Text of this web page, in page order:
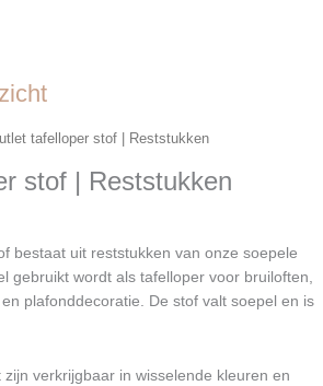
tafelloper stof | Reststukken
stof | Reststukken
bestaat uit reststukken van onze soepele
gebruikt wordt als tafelloper voor bruiloften,
plafonddecoratie. De stof valt soepel en is
verkrijgbaar in wisselende kleuren en